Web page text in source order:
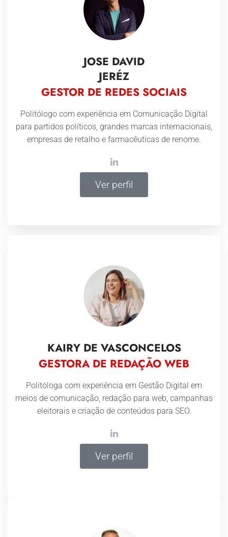
JOSE DAVID
JERÉZ
GESTOR DE REDES SOCIAIS
Politólogo com experiência em Comunicação Digital
para partidos políticos, grandes marcas internacionais,
empresas de retalho e farmacêuticas de renome.
Ver perfil
KAIRYDE VASCONCELOS
GESTORA DE REDAÇÃO WEB
Politóloga com experiência em Gestão Digital em
meios de comunicação, redação para web, campanhas
eleitorais e criação de conteúdos para SEO.
Ver perfil